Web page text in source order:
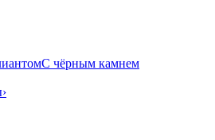
С чёрным камнем
›